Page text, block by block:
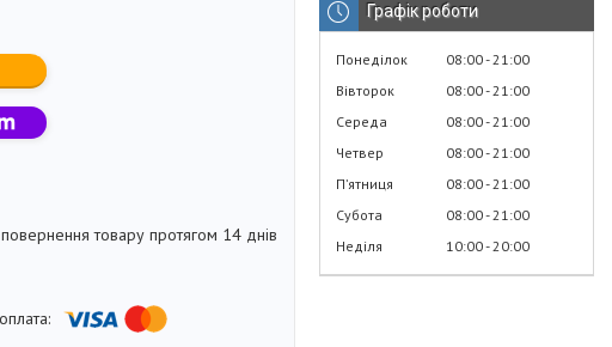
повернення товару протягом 14 днів
Графік роботи
Понеділок 08:00 21:00
Вівторок
08:00 21:00
Середа
08:00 21:00
Четвер
08:00 21:00
Пʼятниця
08:00 21:00
Субота
08:00 21:00
Неділя
10:00 20:00